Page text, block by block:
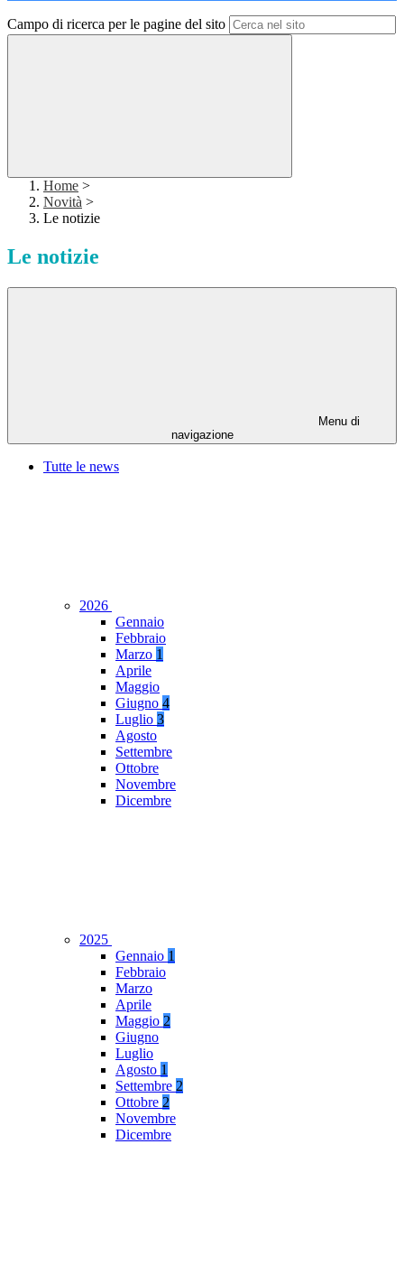
Campo di ricerca per le pagine del sito
Home >
Novità >
Le notizie
Le notizie
Menu di
navigazione
Tutte le news
2026
Gennaio
Febbraio
Marzo 1
Aprile
Maggio
Giugno 4
Luglio 3
Agosto
Settembre
Ottobre
Novembre
Dicembre
2025
Gennaio 1
Febbraio
Marzo
Aprile
Maggio 2
Giugno
Luglio
Agosto 1
Settembre 2
Ottobre 2
Novembre
Dicembre